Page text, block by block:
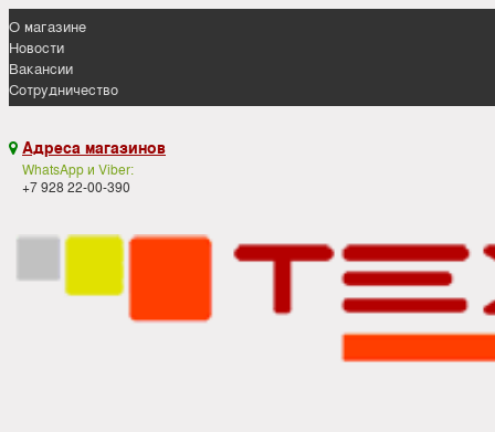
О магазине
Новости
Вакансии
Сотрудничество
 Адреса магазинов
WhatsApp и Viber:
+7 928 22-00-390